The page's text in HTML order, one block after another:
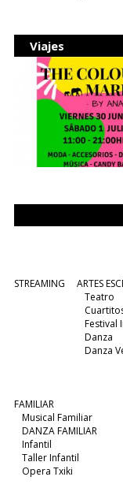
Viajes
STREAMING
ARTES
Teatro
Festival
Danza
Danza
FAMILIAR
Musical Familiar
DANZA FAMILIAR
Infantil
Taller Infantil
Opera Txiki